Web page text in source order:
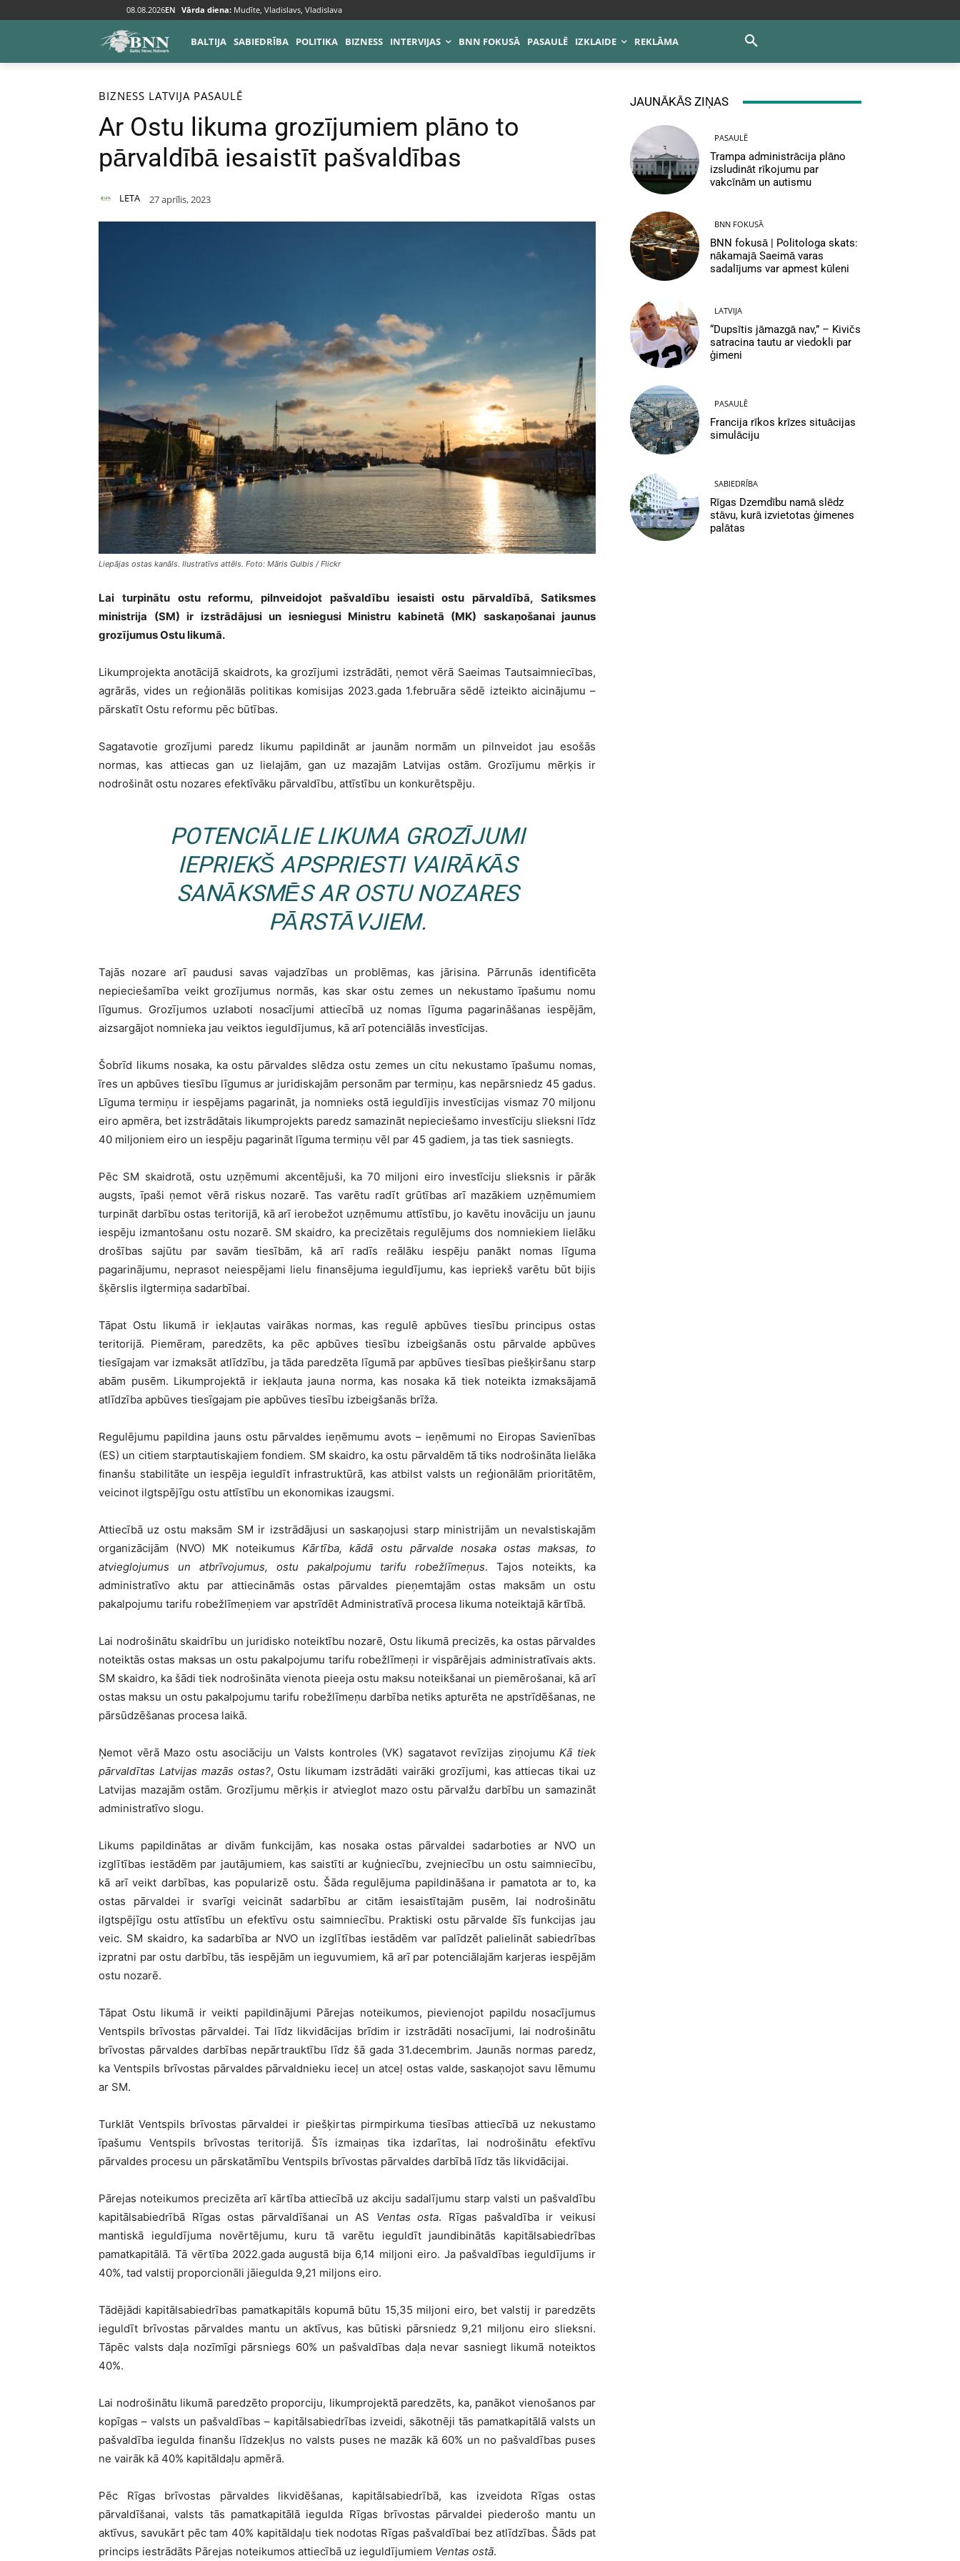
08.08.2026EN Vārda diena: Mudīte, Vladislavs, Vladislava
BALTIJA SABIEDRĪBA POLITIKA BIZNESS INTERVIJAS BNN FOKUSĀ PASAULĒ IZKLAIDE REKLĀMA
Sākums Bizness
BIZNESS LATVIJA PASAULĒ
Ar Ostu likuma grozījumiem plāno to
pārvaldībā iesaistīt pašvaldības
LETA 27 aprīlis, 2023
Liepājas ostas kanāls. Ilustratīvs attēls. Foto: Māris Gulbis / Flickr
Lai turpinātu ostu reformu, pilnveidojot pašvaldību iesaisti ostu pārvaldībā, Satiksmes
ministrija (SM) ir izstrādājusi un iesniegusi Ministru kabinetā (MK) saskaņošanai jaunus
grozījumus Ostu likumā.
Likumprojekta anotācijā skaidrots, ka grozījumi izstrādāti, ņemot vērā Saeimas Tautsaimniecības,
agrārās, vides un reģionālās politikas komisijas 2023.gada 1.februāra sēdē izteikto aicinājumu –
pārskatīt Ostu reformu pēc būtības.
Sagatavotie grozījumi paredz likumu papildināt ar jaunām normām un pilnveidot jau esošās
normas, kas attiecas gan uz lielajām, gan uz mazajām Latvijas ostām. Grozījumu mērķis ir
nodrošināt ostu nozares efektīvāku pārvaldību, attīstību un konkurētspēju.
POTENCIĀLIE LIKUMA GROZĪJUMI
IEPRIEKŠ APSPRIESTI VAIRĀKĀS
SANĀKSMĒS AR OSTU NOZARES
PĀRSTĀVJIEM.
Tajās nozare arī paudusi savas vajadzības un problēmas, kas jārisina. Pārrunās identificēta
nepieciešamība veikt grozījumus normās, kas skar ostu zemes un nekustamo īpašumu nomu
līgumus. Grozījumos uzlaboti nosacījumi attiecībā uz nomas līguma pagarināšanas iespējām,
aizsargājot nomnieka jau veiktos ieguldījumus, kā arī potenciālās investīcijas.
Šobrīd likums nosaka, ka ostu pārvaldes slēdza ostu zemes un citu nekustamo īpašumu nomas,
īres un apbūves tiesību līgumus ar juridiskajām personām par termiņu, kas nepārsniedz 45 gadus.
Līguma termiņu ir iespējams pagarināt, ja nomnieks ostā ieguldījis investīcijas vismaz 70 miljonu
eiro apmēra, bet izstrādātais likumprojekts paredz samazināt nepieciešamo investīciju slieksni līdz
40 miljoniem eiro un iespēju pagarināt līguma termiņu vēl par 45 gadiem, ja tas tiek sasniegts.
Pēc SM skaidrotā, ostu uzņēmumi akcentējuši, ka 70 miljoni eiro investīciju slieksnis ir pārāk
augsts, īpaši ņemot vērā riskus nozarē. Tas varētu radīt grūtības arī mazākiem uzņēmumiem
turpināt darbību ostas teritorijā, kā arī ierobežot uzņēmumu attīstību, jo kavētu inovāciju un jaunu
iespēju izmantošanu ostu nozarē. SM skaidro, ka precizētais regulējums dos nomniekiem lielāku
drošības sajūtu par savām tiesībām, kā arī radīs reālāku iespēju panākt nomas līguma
pagarinājumu, neprasot neiespējami lielu finansējuma ieguldījumu, kas iepriekš varētu būt bijis
šķērslis ilgtermiņa sadarbībai.
Tāpat Ostu likumā ir iekļautas vairākas normas, kas regulē apbūves tiesību principus ostas
teritorijā. Piemēram, paredzēts, ka pēc apbūves tiesību izbeigšanās ostu pārvalde apbūves
tiesīgajam var izmaksāt atlīdzību, ja tāda paredzēta līgumā par apbūves tiesības piešķiršanu starp
abām pusēm. Likumprojektā ir iekļauta jauna norma, kas nosaka kā tiek noteikta izmaksājamā
atlīdzība apbūves tiesīgajam pie apbūves tiesību izbeigšanās brīža.
Regulējumu papildina jauns ostu pārvaldes ieņēmumu avots – ieņēmumi no Eiropas Savienības
(ES) un citiem starptautiskajiem fondiem. SM skaidro, ka ostu pārvaldēm tā tiks nodrošināta lielāka
finanšu stabilitāte un iespēja ieguldīt infrastruktūrā, kas atbilst valsts un reģionālām prioritātēm,
veicinot ilgtspējīgu ostu attīstību un ekonomikas izaugsmi.
Attiecībā uz ostu maksām SM ir izstrādājusi un saskaņojusi starp ministrijām un nevalstiskajām
organizācijām (NVO) MK noteikumusKārtība, kādā ostu pārvalde nosaka ostas maksas, to
atvieglojumus un atbrīvojumus, ostu pakalpojumu tarifu robežlīmeņus. Tajos noteikts, ka
administratīvo aktu par attiecināmās ostas pārvaldes pieņemtajām ostas maksām un ostu
pakalpojumu tarifu robežlīmeņiem var apstrīdēt Administratīvā procesa likuma noteiktajā kārtībā.
Lai nodrošinātu skaidrību un juridisko noteiktību nozarē, Ostu likumā precizēs, ka ostas pārvaldes
noteiktās ostas maksas un ostu pakalpojumu tarifu robežlīmeņi ir vispārējais administratīvais akts.
SM skaidro, ka šādi tiek nodrošināta vienota pieeja ostu maksu noteikšanai un piemērošanai, kā arī
ostas maksu un ostu pakalpojumu tarifu robežlīmeņu darbība netiks apturēta ne apstrīdēšanas, ne
pārsūdzēšanas procesa laikā.
Ņemot vērā Mazo ostu asociāciju un Valsts kontroles (VK) sagatavot revīzijas ziņojumuKā tiek
pārvaldītas Latvijas mazās ostas?, Ostu likumam izstrādāti vairāki grozījumi, kas attiecas tikai uz
Latvijas mazajām ostām. Grozījumu mērķis ir atvieglot mazo ostu pārvalžu darbību un samazināt
administratīvo slogu.
Likums papildinātas ar divām funkcijām, kas nosaka ostas pārvaldei sadarboties ar NVO un
izglītības iestādēm par jautājumiem, kas saistīti ar kuģniecību, zvejniecību un ostu saimniecību,
kā arī veikt darbības, kas popularizē ostu. Šāda regulējuma papildināšana ir pamatota ar to, ka
ostas pārvaldei ir svarīgi veicināt sadarbību ar citām iesaistītajām pusēm, lai nodrošinātu
ilgtspējīgu ostu attīstību un efektīvu ostu saimniecību. Praktiski ostu pārvalde šīs funkcijas jau
veic. SM skaidro, ka sadarbība ar NVO un izglītības iestādēm var palīdzēt palielināt sabiedrības
izpratni par ostu darbību, tās iespējām un ieguvumiem, kā arī par potenciālajām karjeras iespējām
ostu nozarē.
Tāpat Ostu likumā ir veikti papildinājumi Pārejas noteikumos, pievienojot papildu nosacījumus
Ventspils brīvostas pārvaldei. Tai līdz likvidācijas brīdim ir izstrādāti nosacījumi, lai nodrošinātu
brīvostas pārvaldes darbības nepārtrauktību līdz šā gada 31.decembrim. Jaunās normas paredz,
ka Ventspils brīvostas pārvaldes pārvaldnieku ieceļ un atceļ ostas valde, saskaņojot savu lēmumu
ar SM.
Turklāt Ventspils brīvostas pārvaldei ir piešķirtas pirmpirkuma tiesības attiecībā uz nekustamo
īpašumu Ventspils brīvostas teritorijā. Šīs izmaiņas tika izdarītas, lai nodrošinātu efektīvu
pārvaldes procesu un pārskatāmību Ventspils brīvostas pārvaldes darbībā līdz tās likvidācijai.
Pārejas noteikumos precizēta arī kārtība attiecībā uz akciju sadalījumu starp valsti un pašvaldību
kapitālsabiedrībā Rīgas ostas pārvaldīšanai un AS Ventas osta. Rīgas pašvaldība ir veikusi
mantiskā ieguldījuma novērtējumu, kuru tā varētu ieguldīt jaundibinātās kapitālsabiedrības
pamatkapitālā. Tā vērtība 2022.gada augustā bija 6,14 miljoni eiro. Ja pašvaldības ieguldījums ir
40%, tad valstij proporcionāli jāiegulda 9,21 miljons eiro.
Tādējādi kapitālsabiedrības pamatkapitāls kopumā būtu 15,35 miljoni eiro, bet valstij ir paredzēts
ieguldīt brīvostas pārvaldes mantu un aktīvus, kas būtiski pārsniedz 9,21 miljonu eiro slieksni.
Tāpēc valsts daļa nozīmīgi pārsniegs 60% un pašvaldības daļa nevar sasniegt likumā noteiktos
40%.
Lai nodrošinātu likumā paredzēto proporciju, likumprojektā paredzēts, ka, panākot vienošanos par
kopīgas – valsts un pašvaldības – kapitālsabiedrības izveidi, sākotnēji tās pamatkapitālā valsts un
pašvaldība iegulda finanšu līdzekļus no valsts puses ne mazāk kā 60% un no pašvaldības puses
ne vairāk kā 40% kapitāldaļu apmērā.
Pēc Rīgas brīvostas pārvaldes likvidēšanas, kapitālsabiedrībā, kas izveidota Rīgas ostas
pārvaldīšanai, valsts tās pamatkapitālā iegulda Rīgas brīvostas pārvaldei piederošo mantu un
aktīvus, savukārt pēc tam 40% kapitāldaļu tiek nodotas Rīgas pašvaldībai bez atlīdzības. Šāds pat
princips iestrādāts Pārejas noteikumos attiecībā uz ieguldījumiem Ventas ostā.
JAUNĀKĀS ZIŅAS
PASAULĒ
Trampa administrācija plāno
izsludināt rīkojumu par
vakcīnām un autismu
BNN FOKUSĀ
BNN fokusā | Politologa skats:
nākamajā Saeimā varas
sadalījums var apmest kūleni
LATVIJA
“Dupsītis jāmazgā nav,” – Kivičs
satracina tautu ar viedokli par
ģimeni
PASAULĒ
Francija rīkos krīzes situācijas
simulāciju
SABIEDRĪBA
Rīgas Dzemdību namā slēdz
stāvu, kurā izvietotas ģimenes
palātas